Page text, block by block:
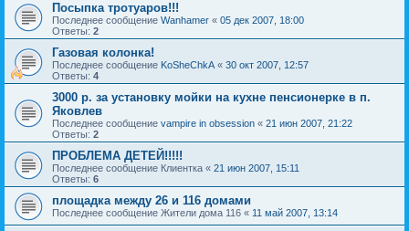
Посыпка тротуаров!!!
Последнее сообщение Wanhamer « 05 дек 2007, 18:00
Ответы: 2
Газовая колонка!
Последнее сообщение KoSheChkA « 30 окт 2007, 12:57
Ответы: 4
3000 р. за установку мойки на кухне пенсионерке в п.
Яковлев
Последнее сообщение vampire in obsession « 21 июн 2007, 21:22
Ответы: 2
ПРОБЛЕМА ДЕТЕЙ!!!!!
Последнее сообщение Клиентка « 21 июн 2007, 15:11
Ответы: 6
площадка между 26 и 116 домами
Последнее сообщение Жители дома 116 « 11 май 2007, 13:14